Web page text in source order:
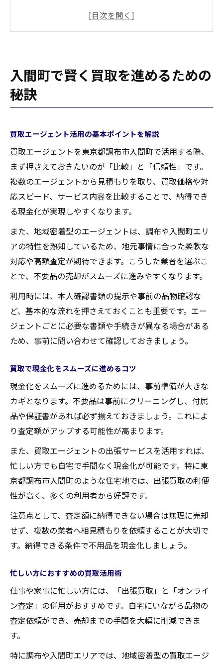
買取で現金化をスムーズに進めるコツ
不用品現金化なら入間町の買取活用術
買取サービスを賢く活用するためのポイン
買取依頼時に気をつけたい注意点まとめ
高価買取を目指すためのアドバイス紹介
調布市入間町で買取を成功させる方法
買取の査定基準と適正価格の見極め方
不用品の種類ごとの買取ポイント解説
買取エージェント選びで重視すべき点
現金化の際に必要な書類と手続き
トラブルを防ぐための買取対応策とは
買取サービスを使った効率的な資産整理
資産整理と買取エージェントの賢い使い方
買取を活用した不要品処分の手順
効率的に現金化するための整理術
買取サービス利用時の注意点まとめ
資産価値を高める買取の工夫とは
スムーズな買取体験へ導くエージェント選び
エージェント選びが買取成功のカギとなる
理由
信頼できる買取エージェントの特徴と選び
方
口コミや評判を活かした買取サービス比較
買取エージェントの対応力を見極める方法
買取依頼前に確認すべきポイントまとめ
現金化を目指すなら知っておきたい買取知識
買取で現金化する際の流れと注意点
知って得する買取査定のコツを紹介
不用品現金化に役立つ買取知識まとめ
よくある買取トラブルの回避方法
入間町で賢く買取を進めるための
秘訣
買取エージェント活用の基本ポイントを解説
買取エージェントを東京都調布市入間町で活用する際、
まず押さえておきたいのが「比較」と「信頼性」です。
複数のエージェントから見積もりを取り、買取価格や対
応スピード、サービス内容を比較することで、納得でき
る現金化が実現しやすくなります。
また、地域密着型のエージェントは、調布や入間町エリ
アの特性を熟知しているため、地元事情に合った柔軟な
対応や高額査定が期待できます。こうした業者を選ぶこ
とで、不要品の売却がスムーズに進みやすくなります。
利用時には、本人確認書類の提示や事前の品物確認な
ど、基本的な流れを押さえておくことも重要です。エー
ジェントごとに必要な書類や手続きが異なる場合がある
ため、事前に問い合わせて確認しておきましょう。
買取で現金化をスムーズに進めるコツ
現金化をスムーズに進めるためには、事前準備が大きな
カギとなります。不要品は事前にクリーニングし、付属
品や保証書があれば必ず揃えておきましょう。これによ
り査定額がアップする可能性が高まります。
また、買取エージェントの出張サービスを活用すれば、
忙しい方でも自宅で手間なく現金化が可能です。特に東
京都調布市入間町のような住宅地では、出張買取の利便
性が高く、多くの利用者から好評です。
注意点として、査定額に納得できない場合は無理に売却
せず、複数の業者へ相見積もりを依頼することが大切で
す。納得できる条件で不用品を現金化しましょう。
忙しい方におすすめの買取活用術
仕事や家事に忙しい方には、「出張買取」と「オンライ
ン査定」の併用がおすすめです。自宅にいながら品物の
査定依頼ができ、売却までの手間を大幅に削減できま
す。
特に調布や入間町エリアでは、地域密着型の買取エージ